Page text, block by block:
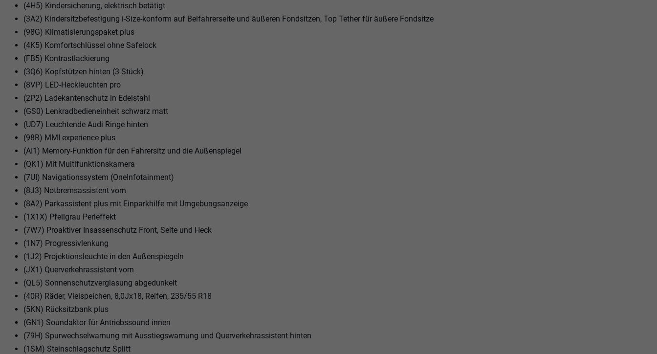
(4H5) Kindersicherung, elektrisch betätigt
(3A2) Kindersitzbefestigung i-Size-konform auf Beifahrerseite und äußeren Fondsitzen, Top Tether für äußere Fondsitze
(98G) Klimatisierungspaket plus
(4K5) Komfortschlüssel ohne Safelock
(FB5) Kontrastlackierung
(3Q6) Kopfstützen hinten (3 Stück)
(8VP) LED-Heckleuchten pro
(2P2) Ladekantenschutz in Edelstahl
(GS0) Lenkradbedieneinheit schwarz matt
(UD7) Leuchtende Audi Ringe hinten
(98R) MMI experience plus
(AI1) Memory-Funktion für den Fahrersitz und die Außenspiegel
(QK1) Mit Multifunktionskamera
(7UI) Navigationssystem (OneInfotainment)
(8J3) Notbremsassistent vorn
(8A2) Parkassistent plus mit Einparkhilfe mit Umgebungsanzeige
(1X1X) Pfeilgrau Perleffekt
(7W7) Proaktiver Insassenschutz Front, Seite und Heck
(1N7) Progressivlenkung
(1J2) Projektionsleuchte in den Außenspiegeln
(JX1) Querverkehrassistent vorn
(QL5) Sonnenschutzverglasung abgedunkelt
(40R) Räder, Vielspeichen, 8,0Jx18, Reifen, 235/55 R18
(5KN) Rücksitzbank plus
(GN1) Soundaktor für Antriebssound innen
(79H) Spurwechselwarnung mit Ausstiegswarnung und Querverkehrassistent hinten
(1SM) Steinschlagschutz Splitt